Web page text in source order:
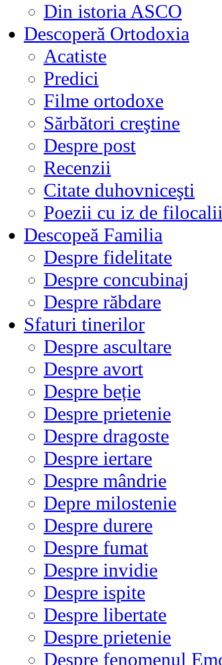
Din istoria ASCO
Descoperă Ortodoxia
Acatiste
Predici
Filme ortodoxe
Sărbători creştine
Despre post
Recenzii
Citate duhovniceşti
Poezii cu iz de
Descopeă Familia
Despre fidelitate
Despre concubinaj
Despre răbdare
Sfaturi tinerilor
Despre ascultare
Despre avort
Despre beție
Despre prietenie
Despre dragoste
Despre iertare
Despre mândrie
Depre milostenie
Despre durere
Despre fumat
Despre invidie
Despre ispite
Despre libertate
Despre prietenie
Despre fenomenul